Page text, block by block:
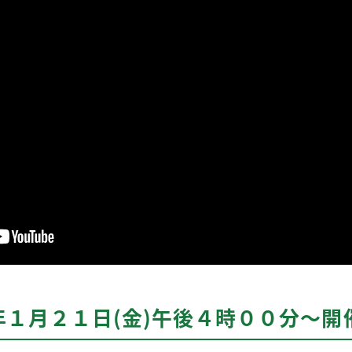
月２１日(金)午後４時００分～開